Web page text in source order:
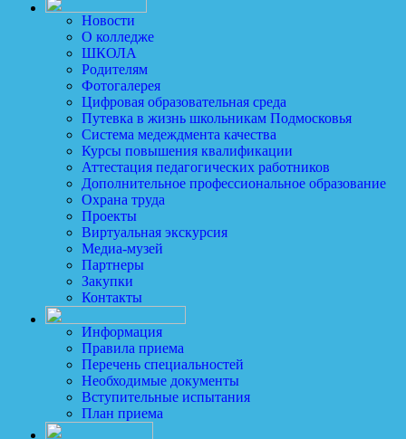
Новости
О колледже
ШКОЛА
Родителям
Фотогалерея
Цифровая образовательная среда
Путевка в жизнь школьникам Подмосковья
Система медеждмента качества
Курсы повышения квалификации
Аттестация педагогических работников
Дополнительное профессиональное образование
Охрана труда
Проекты
Виртуальная экскурсия
Медиа-музей
Партнеры
Закупки
Контакты
Информация
Правила приема
Перечень специальностей
Необходимые документы
Вступительные испытания
План приема